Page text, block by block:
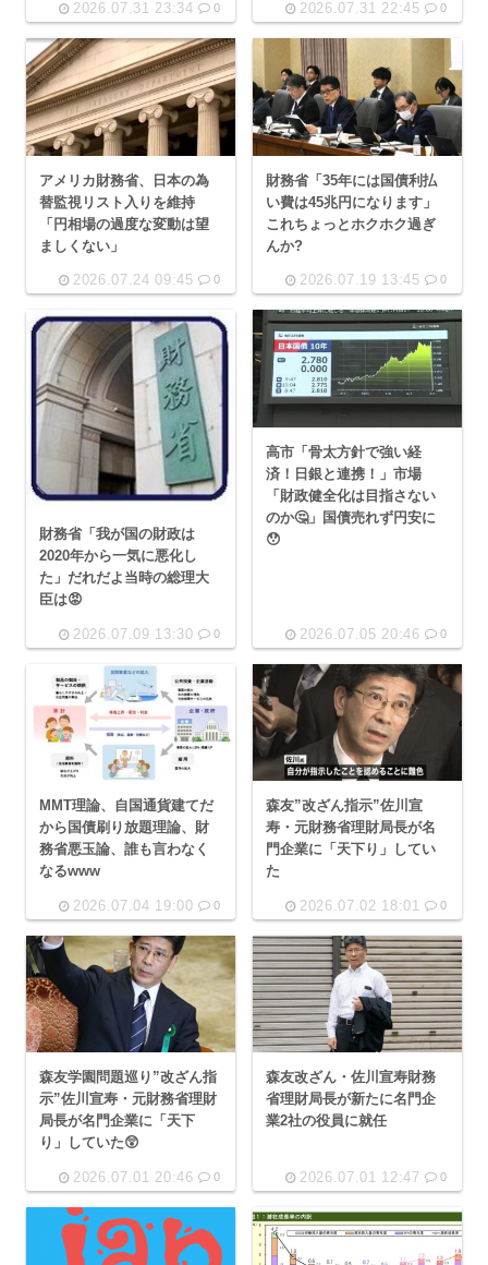
2026.07.31 23:34 0 2026.07.31 22:45 0
アメリカ財務省、日本の為
替監視リスト入りを維持
「円相場の過度な変動は望
ましくない」
2026.07.24 09:45 0
財務省「35年には国債利払
い費は45兆円になります」
これちょっとホクホク過ぎ
んか?
2026.07.19 13:45 0
財務省「我が国の財政は
2020年から一気に悪化し
た」だれだよ当時の総理大
臣は😡
2026.07.09 13:30 0
高市「骨太方針で強い経
済！日銀と連携！」市場
「財政健全化は目指さない
のか🤔」国債売れず円安に
😯
2026.07.05 20:46 0
MMT理論、自国通貨建てだ
から国債刷り放題理論、財
務省悪玉論、誰も言わなく
なるwww
2026.07.04 19:00 0
森友”改ざん指示”佐川宣
寿・元財務省理財局長が名
門企業に「天下り」してい
た
2026.07.02 18:01 0
森友学園問題巡り”改ざん指
示”佐川宣寿・元財務省理財
局長が名門企業に「天下
り」していた😲
2026.07.01 20:46 0
森友改ざん・佐川宣寿財務
省理財局長が新たに名門企
業2社の役員に就任
2026.07.01 12:47 0